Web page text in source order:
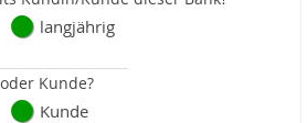
langjährig
Kunde?
Kunde